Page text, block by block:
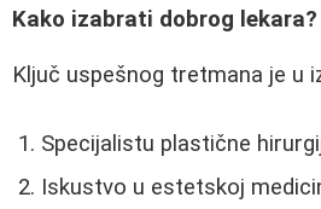
Kako izabrati dobrog lekara?
Ključ uspešnog tretmana je u
Specijalistu plastične
Iskustvo u estetskoj